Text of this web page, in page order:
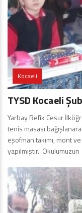
Kocaeli
TYSD Kocaeli
Yarbay Refik Cesur
tenis masası
eşofman takımı, mont
yapılmıştır. Okulumuzun